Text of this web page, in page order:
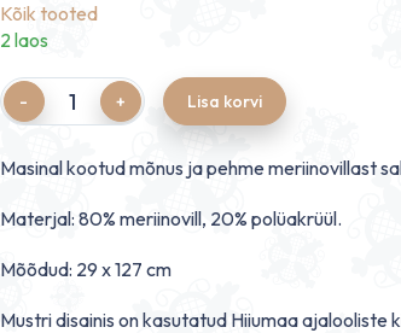
Kõik tooted
2 laos
Quantity Lisa korvi
Masinal kootud mõnus ja pehme meriinovillast
Materjal: 80% meriinovill, 20% polüakrüül.
Mõõdud: 29 x 127 cm
Mustri disainis on kasutatud Hiiumaa ajalooliste